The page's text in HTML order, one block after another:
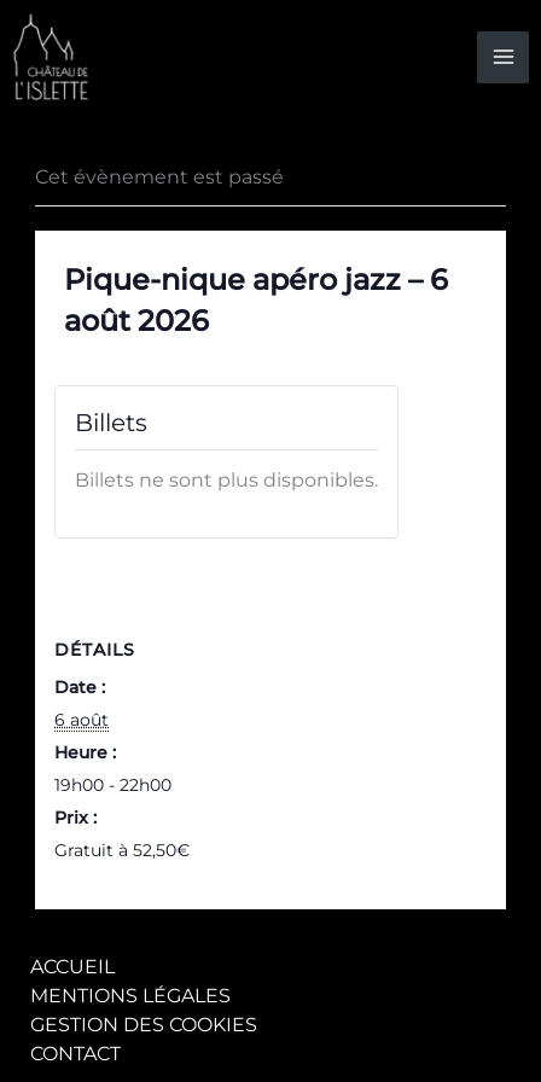
Aller
au
contenu
Cet évènement est passé
Pique-nique apéro jazz – 6
août 2026
DÉTAILS
Date :
6 août
Heure :
19h00 - 22h00
Prix :
Gratuit à 52,50€
Billets
Billets ne sont plus disponibles.
ACCUEIL
MENTIONS LÉGALES
GESTION DES COOKIES
CONTACT